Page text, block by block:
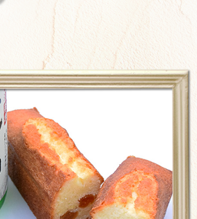
業時間につきまして
すのでご注意くださ
ますので、ぜひお気軽
スマスのため営業させ
をいただきますのでご
23・24・25の3日間、
いただきます。